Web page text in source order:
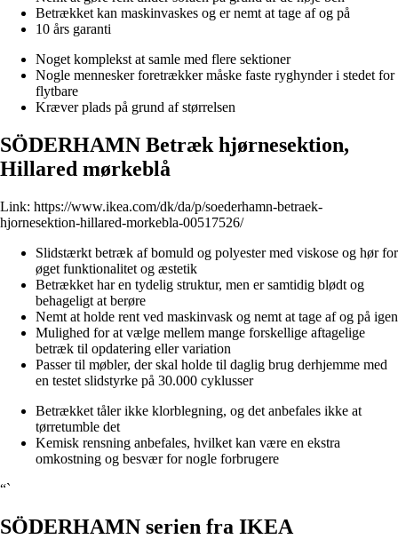
Betrækket kan maskinvaskes og er nemt at tage af og på
10 års garanti
Noget komplekst at samle med flere sektioner
Nogle mennesker foretrækker måske faste ryghynder i stedet for
flytbare
Kræver plads på grund af størrelsen
SÖDERHAMN Betræk hjørnesektion,
Hillared mørkeblå
Link: https://www.ikea.com/dk/da/p/soederhamn-betraek-
hjornesektion-hillared-morkebla-00517526/
Slidstærkt betræk af bomuld og polyester med viskose og hør for
øget funktionalitet og æstetik
Betrækket har en tydelig struktur, men er samtidig blødt og
behageligt at berøre
Nemt at holde rent ved maskinvask og nemt at tage af og på igen
Mulighed for at vælge mellem mange forskellige aftagelige
betræk til opdatering eller variation
Passer til møbler, der skal holde til daglig brug derhjemme med
en testet slidstyrke på 30.000 cyklusser
Betrækket tåler ikke klorblegning, og det anbefales ikke at
tørretumble det
Kemisk rensning anbefales, hvilket kan være en ekstra
omkostning og besvær for nogle forbrugere
“`
SÖDERHAMN serien fra IKEA